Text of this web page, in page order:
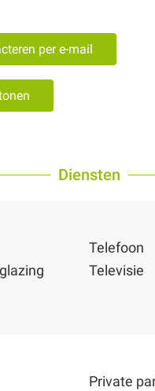
per e-mail
Diensten
Telefoon
Televisie
Private